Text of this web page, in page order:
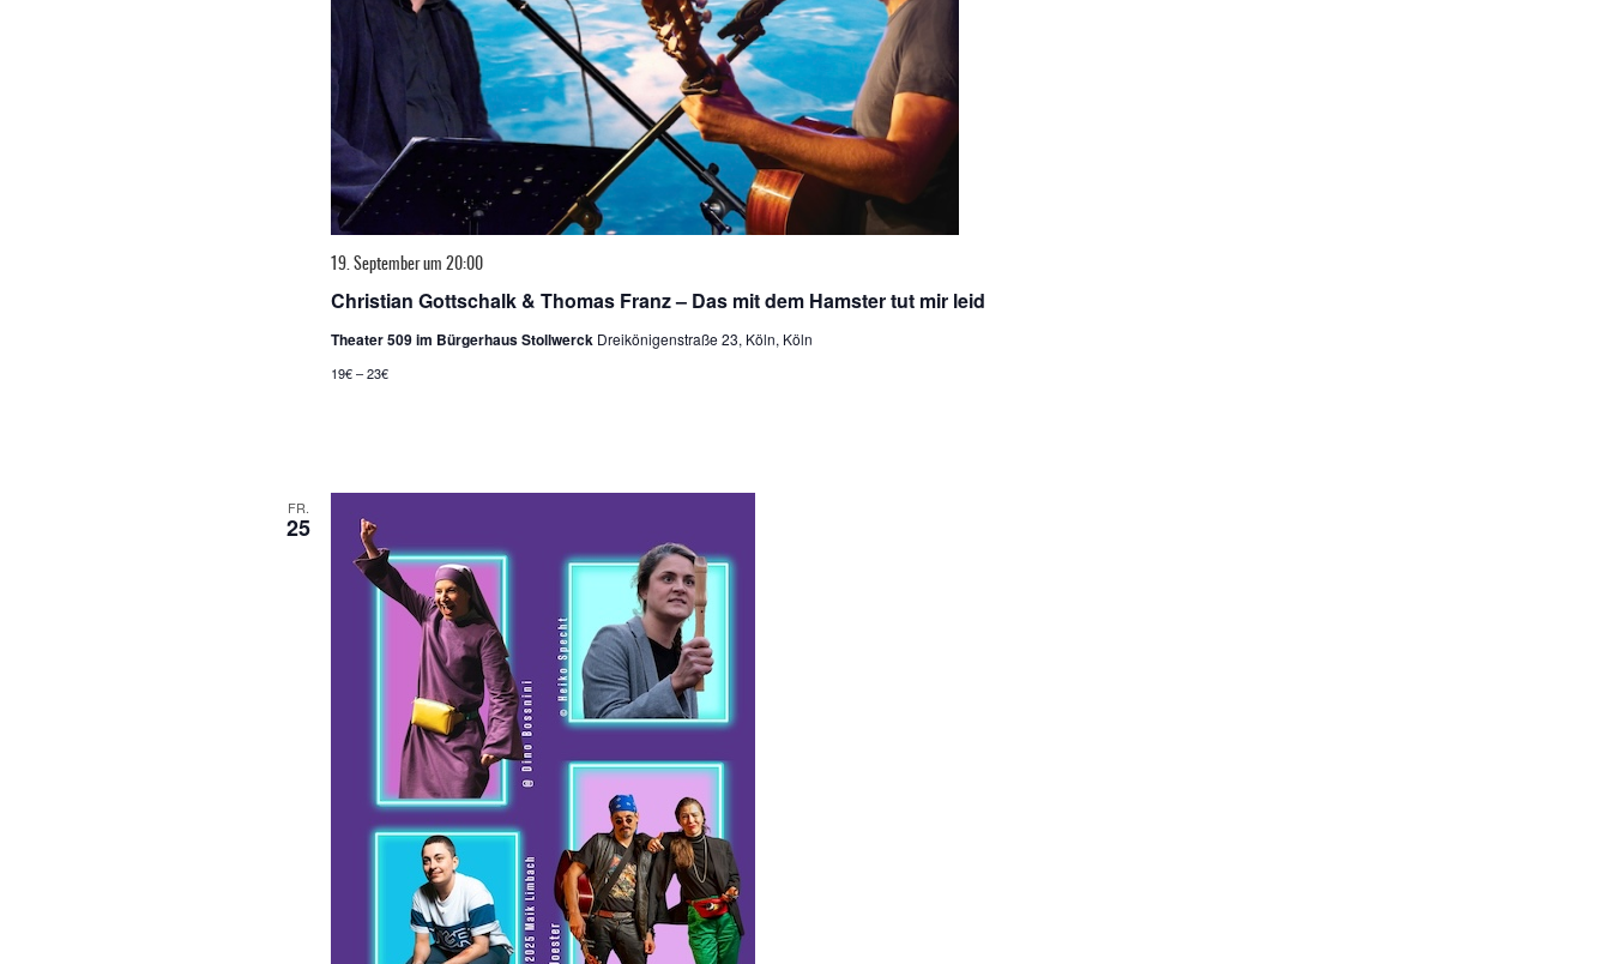
Christian Gottschalk & Thomas Franz – Das mit dem Hamster tut mir leid
19. September um 20:00
Theater 509 im Bürgerhaus Stollwerck Dreikönigenstraße 23, Köln, Köln
19€ – 23€
FR.
25